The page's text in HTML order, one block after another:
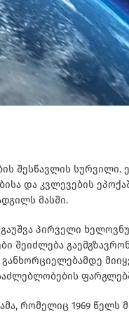
სურვილი.
და კვლევების
მასში.
პირველი
შეიძლება
რომელიც 1969